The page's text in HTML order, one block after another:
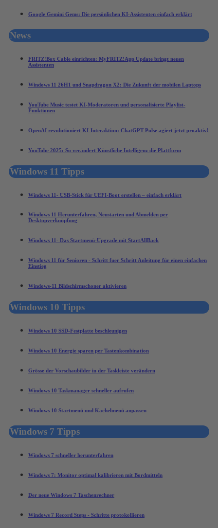
Google Gemini Gems: Die persönlichen KI-Assistenten einfach erklärt
News
FRITZ!Box Cable einrichten: MyFRITZ!App Update bringt neuen
Assistenten
Windows 11 26H1 und Snapdragon X2: Die Zukunft der mobilen Laptops
YouTube Music testet KI-Moderatoren und personalisierte Playlist-
Funktionen
OpenAI revolutioniert KI-Interaktion: ChatGPT Pulse agiert jetzt proaktiv!
YouTube 2025: So verändert Künstliche Intelligenz die Plattform
Windows 11 Tipps
Windows 11- USB-Stick für UEFI-Boot erstellen – einfach erklärt
Windows 11 Herunterfahren, Neustarten und Abmelden per
Desktopverknüpfung
Windows 11- Das Startmenü-Upgrade mit StartAllBack
Windows 11 für Senioren - Schritt fuer Schritt Anleitung für einen einfachen
Einstieg
Windows-11 Bildschirmschoner aktivieren
Windows 10 Tipps
Windows 10 SSD-Festplatte beschleunigen
Windows 10 Energie sparen per Tastenkombination
Grösse der Vorschaubilder in der Taskleiste verändern
Windows 10 Taskmanager schneller aufrufen
Windows 10 Startmenü und Kachelmenü anpassen
Windows 7 Tipps
Windows 7 schneller herunterfahren
Windows 7: Monitor optimal kalibrieren mit Bordmitteln
Der neue Windows 7 Taschenrechner
Windows 7 Record Steps - Schritte protokollieren